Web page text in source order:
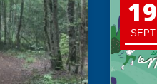
19
SEPT